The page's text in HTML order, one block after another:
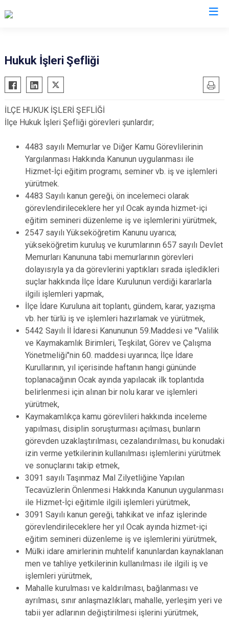
Afşin
Andırın
Çağlayancerit
Ekinözü
Elbistan
Göksun
Dulkadiroğlu
Onikişubat
Hukuk İşleri Şefliği
İLÇE HUKUK İŞLERİ ŞEFLİĞİ
İlçe Hukuk İşleri Şefliği görevleri şunlardır;
4483 sayılı Memurlar ve Diğer Kamu Görevlilerinin
Yargılanması Hakkında Kanunun uygulanması ile
Hizmet-İçi eğitim programı, seminer vb. iş ve işlemleri
yürütmek.
4483 Sayılı kanun gereği, ön incelemeci olarak
görevlendirileceklere her yıl Ocak ayında hizmet-içi
eğitim semineri düzenleme iş ve işlemlerini yürütmek,
2547 sayılı Yükseköğretim Kanunu uyarıca;
yükseköğretim kuruluş ve kurumlarının 657 sayılı Devlet
Memurları Kanununa tabi memurlarının görevleri
dolayısıyla ya da görevlerini yaptıkları sırada işledikleri
suçlar hakkında İlçe İdare Kurulunun verdiği kararlarla
ilgili işlemleri yapmak,
İlçe İdare Kuruluna ait toplantı, gündem, karar, yazışma
vb. her türlü iş ve işlemleri hazırlamak ve yürütmek,
5442 Sayılı İl İdaresi Kanununun 59.Maddesi ve "Valilik
ve Kaymakamlık Birimleri, Teşkilat, Görev ve Çalışma
Yönetmeliği"nin 60. maddesi uyarınca; İlçe İdare
Kurullarının, yıl içerisinde haftanın hangi gününde
toplanacağının Ocak ayında yapılacak ilk toplantıda
belirlenmesi için alınan bir nolu karar ve işlemleri
yürütmek,
Kaymakamlıkça kamu görevlileri hakkında inceleme
yapılması, disiplin soruşturması açılması, bunların
görevden uzaklaştırılması, cezalandırılması, bu konudaki
izin verme yetkilerinin kullanılması işlemlerini yürütmek
ve sonuçlarını takip etmek,
3091 sayılı Taşınmaz Mal Zilyetliğine Yapılan
Tecavüzlerin Önlenmesi Hakkında Kanunun uygulanması
ile Hizmet-İçi eğitimle ilgili işlemleri yürütmek,
3091 Sayılı kanun gereği, tahkikat ve infaz işlerinde
görevlendirileceklere her yıl Ocak ayında hizmet-içi
eğitim semineri düzenleme iş ve işlemlerini yürütmek,
Mülki idare amirlerinin muhtelif kanunlardan kaynaklanan
men ve tahliye yetkilerinin kullanılması ile ilgili iş ve
işlemleri yürütmek,
Mahalle kurulması ve kaldırılması, bağlanması ve
ayrılması, sınır anlaşmazlıkları, mahalle, yerleşim yeri ve
tabii yer adlarının değiştirilmesi işlerini yürütmek,